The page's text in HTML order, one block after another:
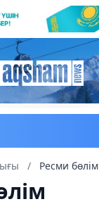
/ Ресми бөлім